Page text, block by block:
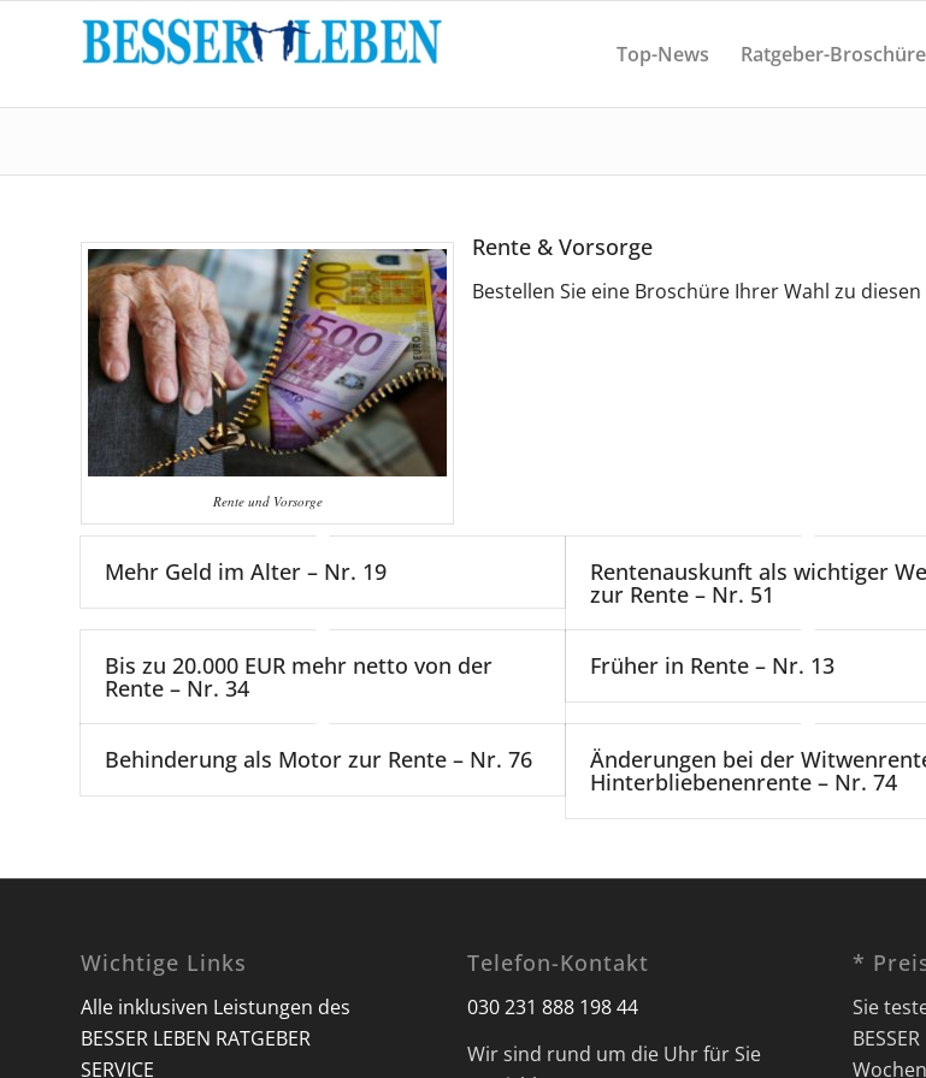
Top-News Ratgeber-
Rente und Vorsorge
Rente & Vorsorge
Bestellen Sie eine Broschüre Ihrer Wahl zu diesen
Mehr Geld im Alter – Nr. 19 Rentenauskunft als wichtiger
zur Rente – Nr. 51
Bis zu 20.000 EUR mehr netto von der
Rente – Nr. 34
Früher in Rente – Nr. 13
Behinderung als Motor zur Rente – Nr. 76 Änderungen bei der
Hinterbliebenenrente – Nr. 74
Wichtige Links
Alle inklusiven Leistungen des
BESSER LEBEN RATGEBER
SERVICE
Telefon-Kontakt
030 231 888 198 44
Wir sind rund um die Uhr für Sie
*
Sie